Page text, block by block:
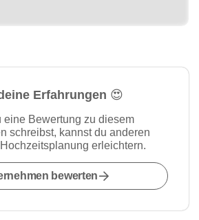
Erfahrungen 😍
eine Bewertung zu diesem
schreibst, kannst du anderen
erleichtern.
bewerten